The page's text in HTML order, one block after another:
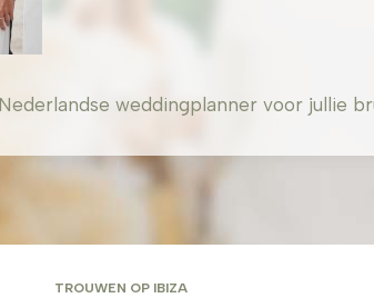
weddingplanner voor jullie
TROUWEN OP IBIZA